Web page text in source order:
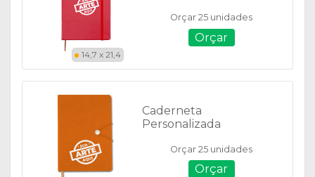
14,7 x 21,4
x 14 cm - Sem Pauta -
Orçar 25 unidades
Orçar
Caderneta
Personalizada
Fecho - 18519
Orçar 25 unidades
Orçar